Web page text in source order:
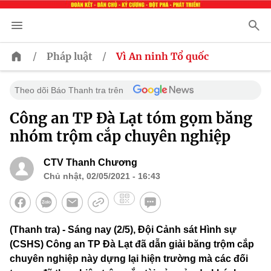
/ Pháp luật / Vì An ninh Tổ quốc
Theo dõi Báo Thanh tra trên
Công an TP Đà Lạt tóm gọm băng
nhóm trộm cắp chuyên nghiệp
CTV Thanh Chương
Chủ nhật, 02/05/2021 - 16:43
(Thanh tra) - Sáng nay (2/5), Đội Cảnh sát Hình sự
(CSHS) Công an TP Đà Lạt đã dẫn giải băng trộm cắp
chuyên nghiệp này dựng lại hiện trường mà các đối